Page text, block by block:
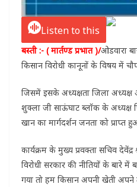
Listen to this
बस्ती :- ( मार्तण्ड प्रभात )/ओडवारा
किसान विरोधी कानूनों के विषय में
जिसमें इसके अध्यक्षता जिला अध्यक्ष
शुक्ला जी साऊंघाट ब्लॉक के अध्यक्ष
खान का मार्गदर्शन जनता को प्राप्त
कार्यक्रम के मुख्य प्रवक्ता सचिव
विरोधी सरकार की नीतियों के बारे
गया तो हम किसान अपनी खेती